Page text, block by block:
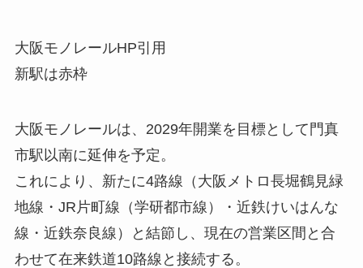
大阪モノレールHP引用
新駅は赤枠
大阪モノレールは、2029年開業を目標として門真
市駅以南に延伸を予定。
これにより、新たに4路線（大阪メトロ長堀鶴見緑
地線・JR片町線（学研都市線）・近鉄けいはんな
線・近鉄奈良線）と結節し、現在の営業区間と合
わせて在来鉄道10路線と接続する。